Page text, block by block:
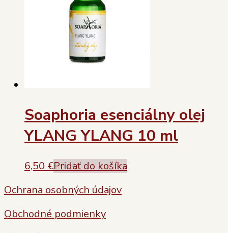
Soaphoria esenciálny olej
YLANG YLANG 10 ml
6,50 €Pridať do košíka
Ochrana osobných údajov
Obchodné podmienky